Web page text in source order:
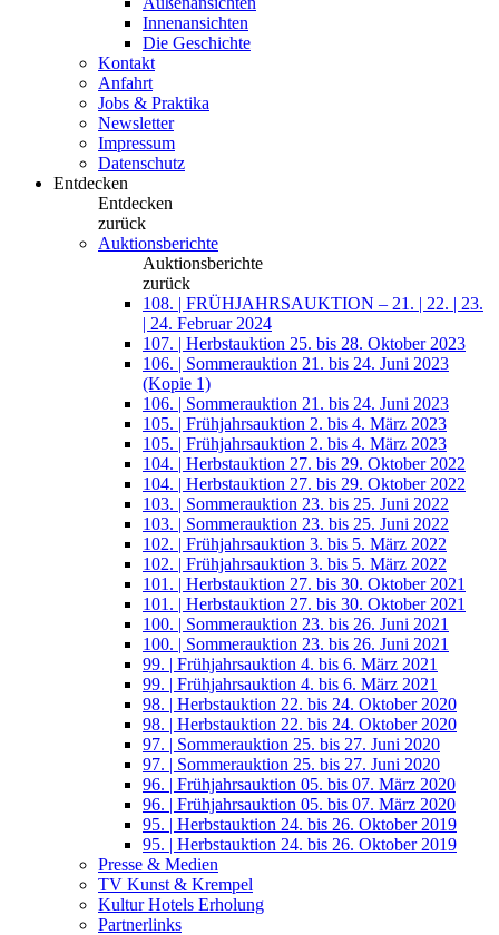
Innenansichten
Die Geschichte
Kontakt
Anfahrt
Jobs & Praktika
Newsletter
Impressum
Datenschutz
Entdecken
Entdecken
zurück
Auktionsberichte
Auktionsberichte
zurück
108. | FRÜHJAHRSAUKTION – 21. | 22. | 23.
| 24. Februar 2024
107. | Herbstauktion 25. bis 28. Oktober 2023
106. | Sommerauktion 21. bis 24. Juni 2023
(Kopie 1)
106. | Sommerauktion 21. bis 24. Juni 2023
105. | Frühjahrsauktion 2. bis 4. März 2023
105. | Frühjahrsauktion 2. bis 4. März 2023
104. | Herbstauktion 27. bis 29. Oktober 2022
104. | Herbstauktion 27. bis 29. Oktober 2022
103. | Sommerauktion 23. bis 25. Juni 2022
103. | Sommerauktion 23. bis 25. Juni 2022
102. | Frühjahrsauktion 3. bis 5. März 2022
102. | Frühjahrsauktion 3. bis 5. März 2022
101. | Herbstauktion 27. bis 30. Oktober 2021
101. | Herbstauktion 27. bis 30. Oktober 2021
100. | Sommerauktion 23. bis 26. Juni 2021
100. | Sommerauktion 23. bis 26. Juni 2021
99. | Frühjahrsauktion 4. bis 6. März 2021
99. | Frühjahrsauktion 4. bis 6. März 2021
98. | Herbstauktion 22. bis 24. Oktober 2020
98. | Herbstauktion 22. bis 24. Oktober 2020
97. | Sommerauktion 25. bis 27. Juni 2020
97. | Sommerauktion 25. bis 27. Juni 2020
96. | Frühjahrsauktion 05. bis 07. März 2020
96. | Frühjahrsauktion 05. bis 07. März 2020
95. | Herbstauktion 24. bis 26. Oktober 2019
95. | Herbstauktion 24. bis 26. Oktober 2019
Presse & Medien
TV Kunst & Krempel
Kultur Hotels Erholung
Partnerlinks